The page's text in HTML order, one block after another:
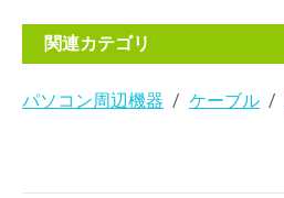
関連カテゴリ
パソコン周辺機器 ケーブル